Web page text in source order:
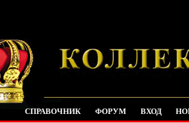
СПРАВОЧНИК ФОРУМ ВХОД